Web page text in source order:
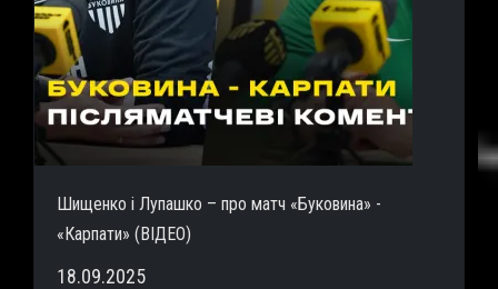
Шищенко і Лупашко – про матч «Буковина» -
«Карпати» (ВІДЕО)
18.09.2025